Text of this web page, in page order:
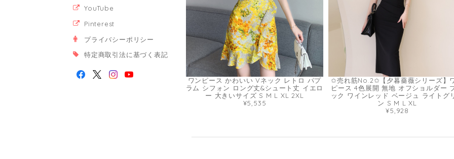
YouTube
Pinterest
プライバシーポリシー
特定商取引法に基づく表記
ワンピース かわいい Vネック レトロ パプ
ラム シフォン ロング丈&シュート丈 イエロ
ー 大きいサイズ S M L XL 2XL
¥5,535
✩売れ筋No.2✩【夕暮薔薇シリーズ】
ピース 4色展開 無地 オフショルダー
ック ワインレッド ベージュ ライトグ
ン S M L XL
¥5,928